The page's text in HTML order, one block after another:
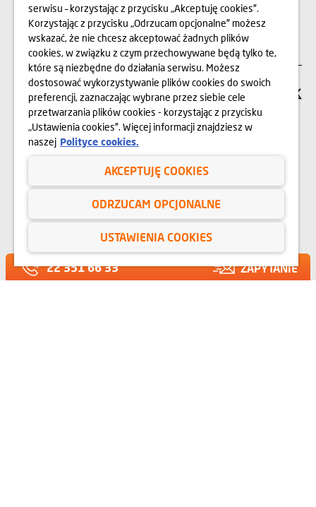
22 351 66 33 ZAPYTANIE
SPRAWDŹ
SIEDZIBA FIRMY
Dom Development S.A.
00-078 Warszawa, Pl. Piłsudskiego 3,
budynek Metropolitan, wejście nr 3
22 351 66 33
KONTAKT
serwisu – korzystając z przycisku „Akceptuję cookies”.
Korzystając z przycisku „Odrzucam opcjonalne” możesz
wskazać, że nie chcesz akceptować żadnych plików
cookies, w związku z czym przechowywane będą tylko te,
które są niezbędne do działania serwisu. Możesz
dostosować wykorzystywanie plików cookies do swoich
preferencji, zaznaczając wybrane przez siebie cele
przetwarzania plików cookies - korzystając z przycisku
„Ustawienia cookies”. Więcej informacji znajdziesz w
naszej Polityce cookies.
AKCEPTUJĘ COOKIES
ODRZUCAM OPCJONALNE
USTAWIENIA COOKIES